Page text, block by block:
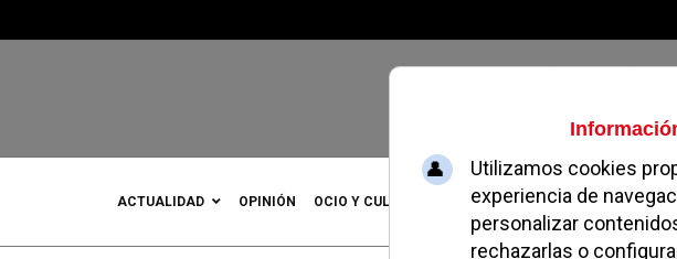
ACTUALIDAD OPINIÓN OCIO Y CULTURA DEPORTES MADRID NOROESTE